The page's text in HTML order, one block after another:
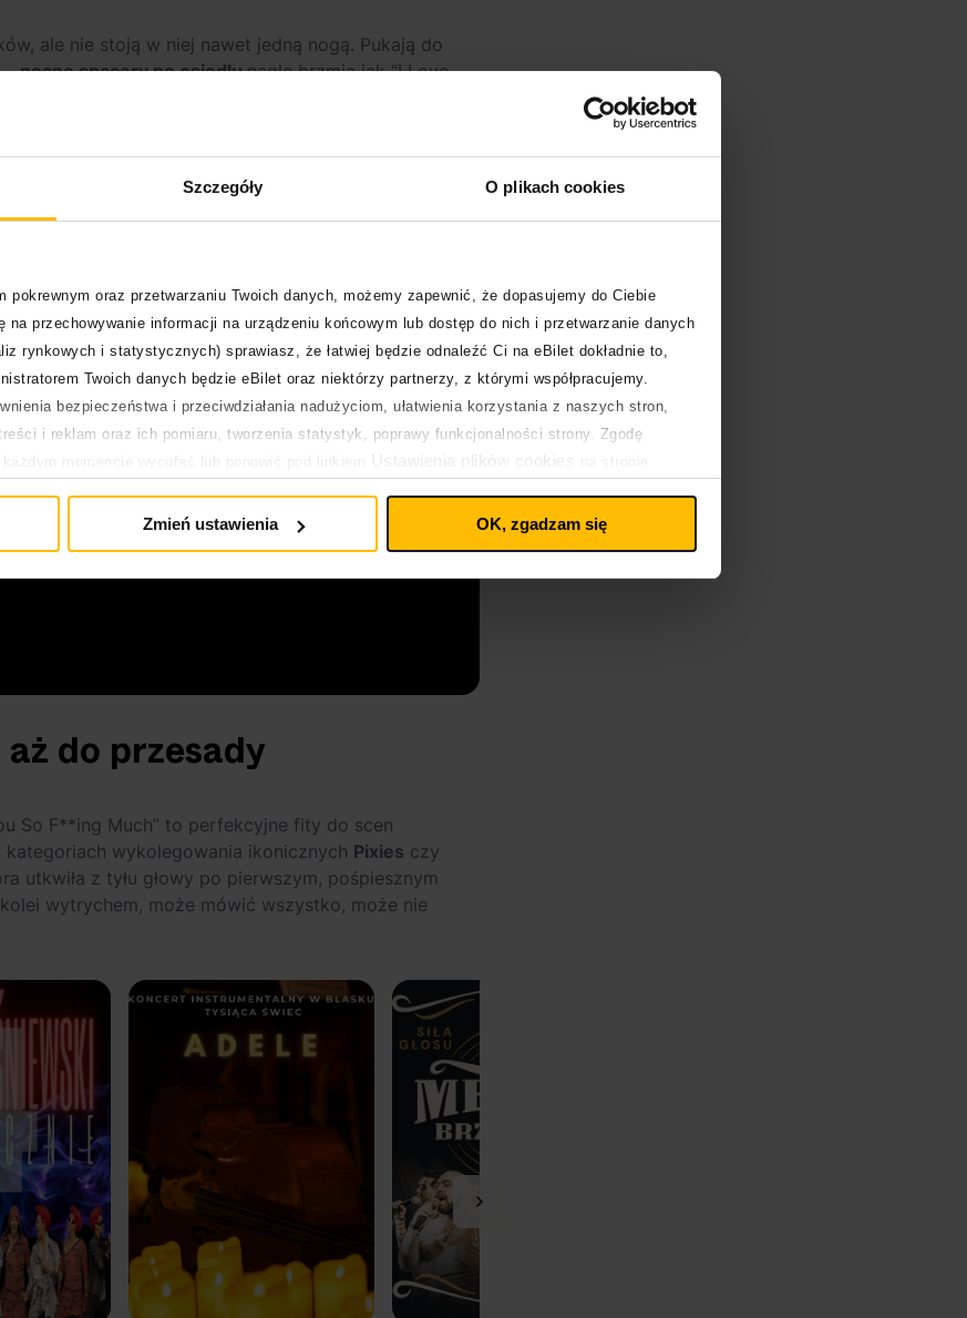
Szczegóły O plikach cookies
pokrewnym oraz przetwarzaniu Twoich danych, możemy zapewnić, że dopasujemy do Ciebie
na przechowywanie informacji na urządzeniu końcowym lub dostęp do nich i przetwarzanie danych
rynkowych i statystycznych) sprawiasz, że łatwiej będzie odnaleźć Ci na eBilet dokładnie to,
Twoich danych będzie eBilet oraz niektórzy partnerzy, z którymi współpracujemy.
bezpieczeństwa i przeciwdziałania nadużyciom, ułatwienia korzystania z naszych stron,
i reklam oraz ich pomiaru, tworzenia statystyk, poprawy funkcjonalności strony. Zgodę
Ustawienia plików cookies
Zmień ustawienia OK, zgadzam się
ale nie stoją w niej nawet jedną nogą. Pukają do
–nocne spacery po osiedlunagle brzmią jak “I Love
I właśnie tutaj jest pies pogrzebany.
do przesady
So F**ing Much” to perfekcyjne fity do scen
wykolegowania ikonicznych Pixies czy
utkwiła z tyłu głowy po pierwszym, pośpiesznym
wytrychem, może mówić wszystko, może nie